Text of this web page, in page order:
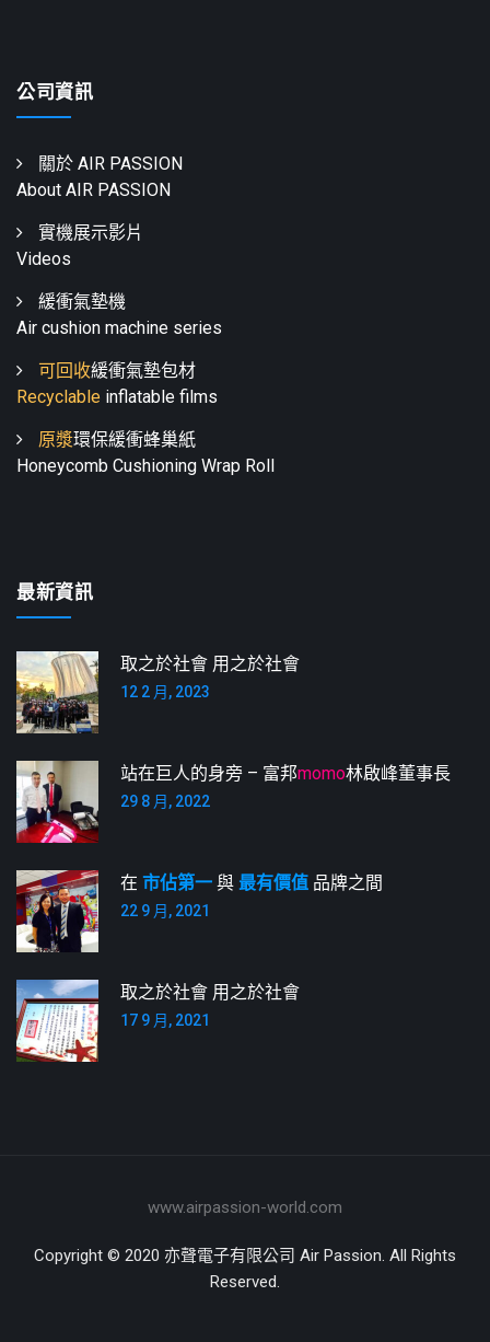
公司資訊
關於 AIR PASSION
About AIR PASSION
實機展示影片
Videos
緩衝氣墊機
Air cushion machine series
可回收緩衝氣墊包材
Recyclable inflatable films
原漿環保緩衝蜂巢紙
Honeycomb Cushioning Wrap Roll
最新資訊
取之於社會 用之於社會
12 2 月, 2023
站在巨人的身旁 – 富邦momo林啟峰董事長
29 8 月, 2022
在 市佔第一 與 最有價值 品牌之間
22 9 月, 2021
取之於社會 用之於社會
17 9 月, 2021
www.airpassion-world.com
Copyright © 2020 亦聲電子有限公司 Air Passion. All Rights
Reserved.